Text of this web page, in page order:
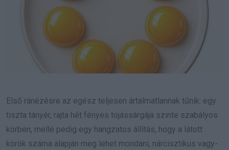
Első ránézésre az egész teljesen ártalmatlannak tűnik: egy
tiszta tányér, rajta hét fényes tojássárgája szinte szabályos
körben, mellé pedig egy hangzatos állítás, hogy a látott
körök száma alapján meg lehet mondani, nárcisztikus vagy-